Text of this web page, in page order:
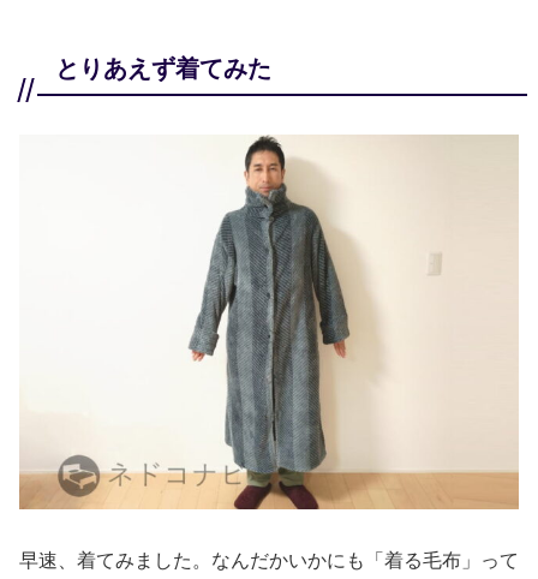
とりあえず着てみた
早速、着てみました。なんだかいかにも「着る毛布」って